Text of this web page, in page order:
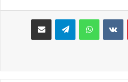
بينتيريست واتساب تيلقرام مشاركة عبر البريد